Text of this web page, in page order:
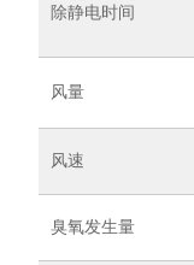
除静电时间
风量
风速
臭氧发生量